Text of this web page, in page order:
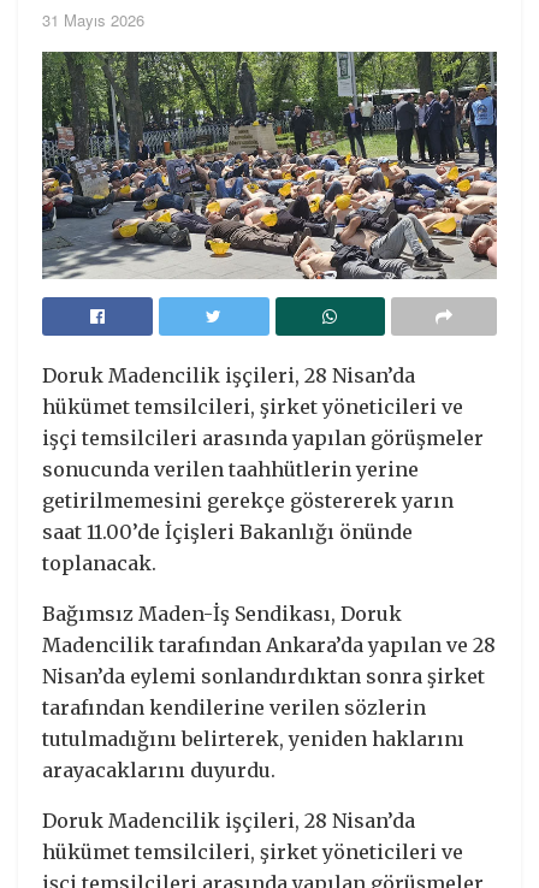
31 Mayıs 2026
Doruk Madencilik işçileri, 28 Nisan’da
hükümet temsilcileri, şirket yöneticileri ve
işçi temsilcileri arasında yapılan görüşmeler
sonucunda verilen taahhütlerin yerine
getirilmemesini gerekçe göstererek yarın
saat 11.00’de İçişleri Bakanlığı önünde
toplanacak.
Bağımsız Maden-İş Sendikası, Doruk
Madencilik tarafından Ankara’da yapılan ve 28
Nisan’da eylemi sonlandırdıktan sonra şirket
tarafından kendilerine verilen sözlerin
tutulmadığını belirterek, yeniden haklarını
arayacaklarını duyurdu.
Doruk Madencilik işçileri, 28 Nisan’da
hükümet temsilcileri, şirket yöneticileri ve
işçi temsilcileri arasında yapılan görüşmeler